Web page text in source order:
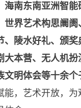
南东南亚洲智能
世界艺术构思阛阓
、陵水好礼、颁奖
大本营、无人机扮
文明体会等十余个
能，艺术开放，为